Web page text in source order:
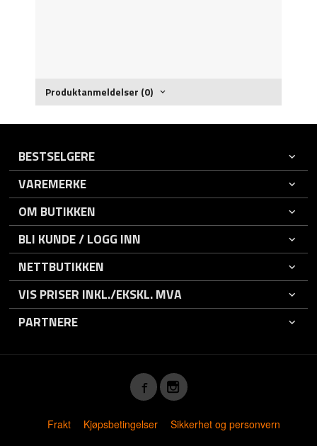
Produktanmeldelser (0)
BESTSELGERE
VAREMERKE
OM BUTIKKEN
BLI KUNDE / LOGG INN
NETTBUTIKKEN
VIS PRISER INKL./EKSKL. MVA
PARTNERE
Frakt Kjøpsbetingelser
Sikkerhet og personvern